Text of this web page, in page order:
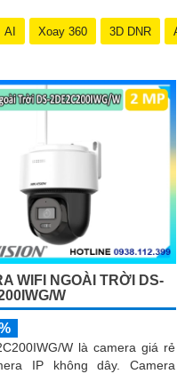
AI Xoay 360 3D DNR
WIFI NGOÀI TRỜI DS-
W
W là camera giá rẻ
IP không dây. Camera